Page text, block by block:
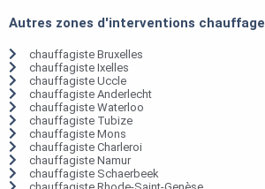
Autres zones d'interventions chauffage
chauffagiste Bruxelles
chauffagiste Ixelles
chauffagiste Uccle
chauffagiste Anderlecht
chauffagiste Waterloo
chauffagiste Tubize
chauffagiste Mons
chauffagiste Charleroi
chauffagiste Namur
chauffagiste Schaerbeek